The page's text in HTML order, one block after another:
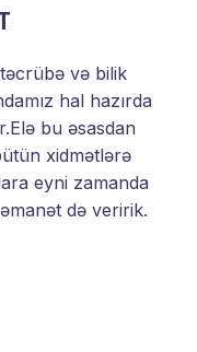
təcrübə və bilik
hal hazırda
bu əsasdan
xidmətlərə
eyni zamanda
də veririk.